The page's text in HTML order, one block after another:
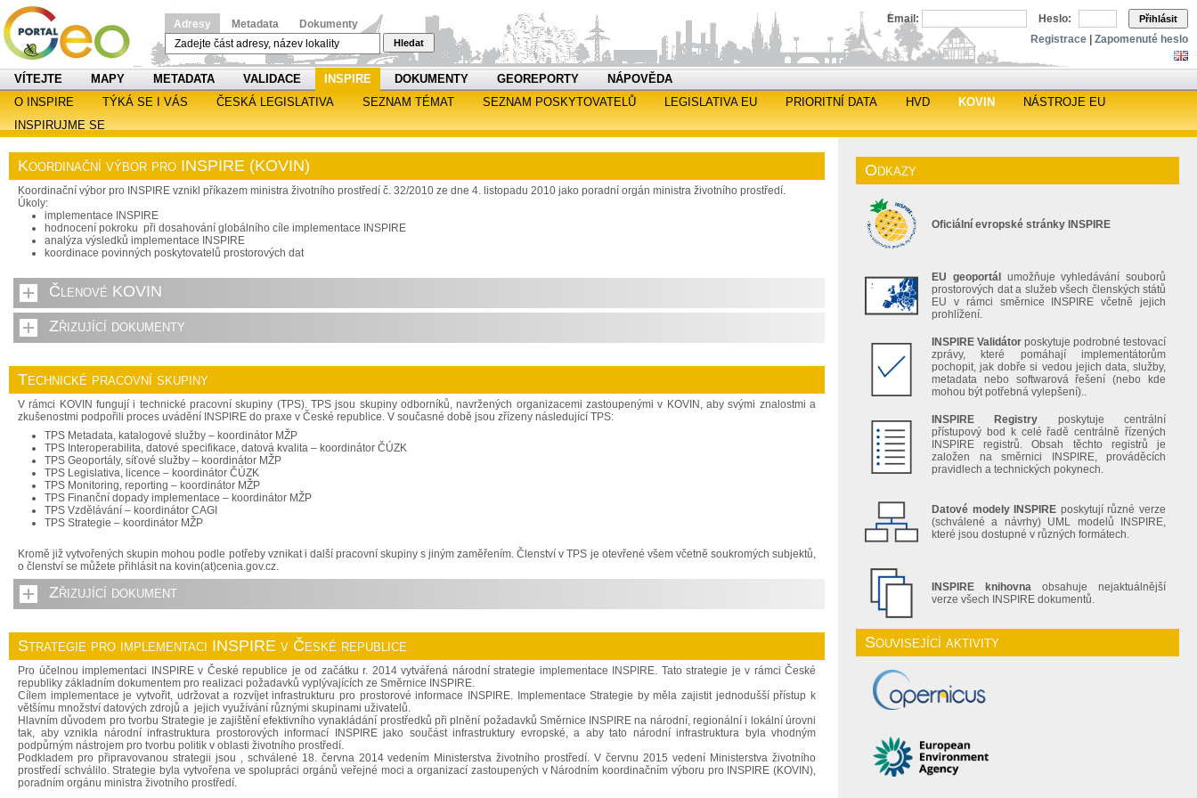
Adresy Metadata Dokumenty
Hledat
Email: Heslo: Přihlásit
Registrace Zapomenuté heslo
VÍTEJTE MAPY METADATA VALIDACE INSPIRE DOKUMENTY GEOREPORTY
NÁPOVĚDA
O INSPIRE
TÝKÁ SE I VÁS ČESKÁ LEGISLATIVA SEZNAM TÉMAT SEZNAM POSKYTOVATELŮ LEGISLATIVA EU PRIORITNÍ DATA HVD KOVIN
NÁSTROJE EU
INSPIRUJME SE
Koordinační výbor pro INSPIRE (KOVIN)
Koordinační výbor pro INSPIRE vznikl příkazem ministra životního prostředí č. 32/2010 ze dne 4. listopadu 2010 jako poradní orgán ministra životního prostředí.
Úkoly:
implementace INSPIRE
hodnocení pokroku při dosahování globálního cíle implementace INSPIRE
analýza výsledků implementace INSPIRE
koordinace povinných poskytovatelů prostorových dat
Členové KOVIN
Zřizující dokumenty
Technické pracovní skupiny
V rámci KOVIN fungují i technické pracovní skupiny (TPS). TPS jsou skupiny odborníků, navržených organizacemi zastoupenými v KOVIN, aby svými znalostmi a
zkušenostmi podpořili proces uvádění INSPIRE do praxe v České republice. V současné době jsou zřízeny následující TPS:
TPS Metadata, katalogové služby – koordinátor MŽP
TPS Interoperabilita, datové specifikace, datová kvalita – koordinátor ČÚZK
TPS Geoportály, síťové služby – koordinátor MŽP
TPS Legislativa, licence – koordinátor ČÚZK
TPS Monitoring, reporting – koordinátor MŽP
TPS Finanční dopady implementace – koordinátor MŽP
TPS Vzdělávání – koordinátor CAGI
TPS Strategie – koordinátor MŽP
Kromě již vytvořených skupin mohou podle potřeby vznikat i další pracovní skupiny s jiným zaměřením. Členství v TPS je otevřené všem včetně soukromých subjektů,
o členství se můžete přihlásit na kovin(at)cenia.gov.cz.
Zřizující dokument
Strategie pro implementaci INSPIRE v České republice
Pro účelnou implementaci INSPIRE v České republice je od začátku r. 2014 vytvářená národní strategie implementace INSPIRE. Tato strategie je v rámci České
republiky základním dokumentem pro realizaci požadavků vyplývajících ze Směrnice INSPIRE.
Cílem implementace je vytvořit, udržovat a rozvíjet infrastrukturu pro prostorové informace INSPIRE. Implementace Strategie by měla zajistit jednodušší přístup k
většímu množství datových zdrojů a jejich využívání různými skupinami uživatelů.
Hlavním důvodem pro tvorbu Strategie je zajištění efektivního vynakládání prostředků při plnění požadavků Směrnice INSPIRE na národní, regionální i lokální úrovni
tak, aby vznikla národní infrastruktura prostorových informací INSPIRE jako součást infrastruktury evropské, a aby tato národní infrastruktura byla vhodným
podpůrným nástrojem pro tvorbu politik v oblasti životního prostředí.
Podkladem pro připravovanou strategii jsou , schválené 18. června 2014 vedením Ministerstva životního prostředí. V červnu 2015 vedení Ministerstva životního
prostředí schválilo. Strategie byla vytvořena ve spolupráci orgánů veřejné moci a organizací zastoupených v Národním koordinačním výboru pro INSPIRE (KOVIN),
poradním orgánu ministra životního prostředí.
Odkazy
Oficiální evropské stránky INSPIRE
EU geoportál
umožňuje vyhledávání souborů
prostorových dat a služeb všech členských států
EU v rámci směrnice INSPIRE včetně jejich
prohlížení.
INSPIRE Validátor poskytuje podrobné testovací
zprávy, které pomáhají implementátorům
pochopit, jak dobře si vedou jejich data, služby,
metadata nebo softwarová řešení (nebo kde
mohou být potřebná vylepšení)..
INSPIRE Registry poskytuje centrální
přístupový bod k celé řadě centrálně řízených
INSPIRE registrů. Obsah těchto registrů je
založen na směrnici INSPIRE, prováděcích
pravidlech a technických pokynech.
Datové modely INSPIRE poskytují různé verze
(schválené a návrhy) UML modelů INSPIRE,
které jsou dostupné v různých formátech.
INSPIRE knihovna obsahuje nejaktuálnější
verze všech INSPIRE dokumentů.
Související aktivity